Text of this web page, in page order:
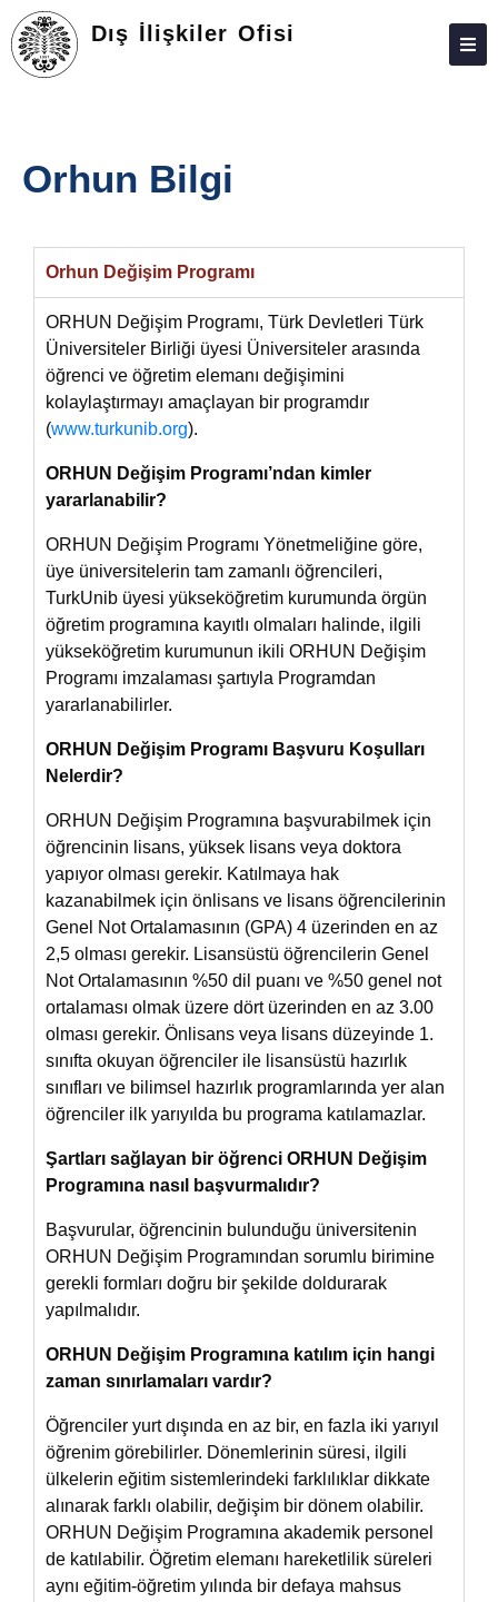
Dış İlişkiler Ofisi
Orhun Bilgi
Orhun Değişim Programı
ORHUN Değişim Programı, Türk Devletleri Türk
Üniversiteler Birliği üyesi Üniversiteler arasında
öğrenci ve öğretim elemanı değişimini
kolaylaştırmayı amaçlayan bir programdır
(www.turkunib.org).
ORHUN Değişim Programı’ndan kimler
yararlanabilir?
ORHUN Değişim Programı Yönetmeliğine göre,
üye üniversitelerin tam zamanlı öğrencileri,
TurkUnib üyesi yükseköğretim kurumunda örgün
öğretim programına kayıtlı olmaları halinde, ilgili
yükseköğretim kurumunun ikili ORHUN Değişim
Programı imzalaması şartıyla Programdan
yararlanabilirler.
ORHUN Değişim Programı Başvuru Koşulları
Nelerdir?
ORHUN Değişim Programına başvurabilmek için
öğrencinin lisans, yüksek lisans veya doktora
yapıyor olması gerekir. Katılmaya hak
kazanabilmek için önlisans ve lisans öğrencilerinin
Genel Not Ortalamasının (GPA) 4 üzerinden en az
2,5 olması gerekir. Lisansüstü öğrencilerin Genel
Not Ortalamasının %50 dil puanı ve %50 genel not
ortalaması olmak üzere dört üzerinden en az 3.00
olması gerekir. Önlisans veya lisans düzeyinde 1.
sınıfta okuyan öğrenciler ile lisansüstü hazırlık
sınıfları ve bilimsel hazırlık programlarında yer alan
öğrenciler ilk yarıyılda bu programa katılamazlar.
Şartları sağlayan bir öğrenci ORHUN Değişim
Programına nasıl başvurmalıdır?
Başvurular, öğrencinin bulunduğu üniversitenin
ORHUN Değişim Programından sorumlu birimine
gerekli formları doğru bir şekilde doldurarak
yapılmalıdır.
ORHUN Değişim Programına katılım için hangi
zaman sınırlamaları vardır?
Öğrenciler yurt dışında en az bir, en fazla iki yarıyıl
öğrenim görebilirler. Dönemlerinin süresi, ilgili
ülkelerin eğitim sistemlerindeki farklılıklar dikkate
alınarak farklı olabilir, değişim bir dönem olabilir.
ORHUN Değişim Programına akademik personel
de katılabilir. Öğretim elemanı hareketlilik süreleri
aynı eğitim-öğretim yılında bir defaya mahsus